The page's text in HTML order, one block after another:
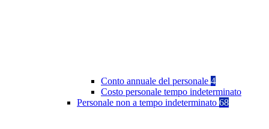
Conto annuale del personale 4
Costo personale tempo indeterminato
Personale non a tempo indeterminato 68